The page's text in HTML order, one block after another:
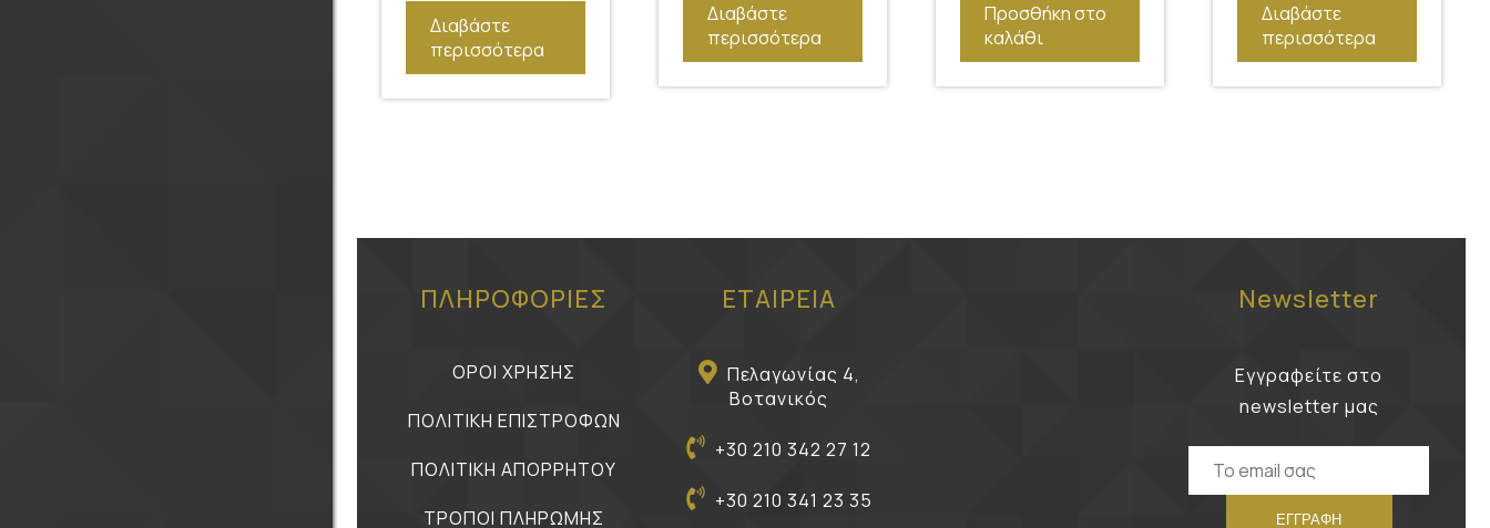
Διαβάστε
περισσότερα
Διαβάστε
περισσότερα
Προσθήκη στο
καλάθι
Διαβάστε
περισσότερα
ΠΛΗΡΟΦΟΡΙΕΣ
ΟΡΟΙ ΧΡΗΣΗΣ
ΠΟΛΙΤΙΚΗ ΕΠΙΣΤΡΟΦΩΝ
ΠΟΛΙΤΙΚΗ ΑΠΟΡΡΗΤΟΥ
ΤΡΟΠΟΙ ΠΛΗΡΩΜΗΣ
ΕΤΑΙΡΕΙΑ
Πελαγωνίας 4,
Βοτανικός
+30 210 342 27 12
+30 210 341 23 35
Newsletter
Εγγραφείτε στο
newsletter μας